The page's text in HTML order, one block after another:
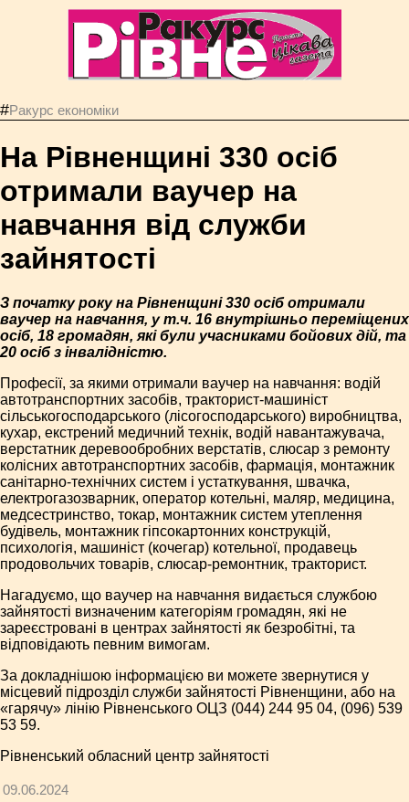
#Ракурс економiки
На Рівненщині 330 осіб
отримали ваучер на
навчання від служби
зайнятості
З початку року на Рівненщині 330 осіб отримали
ваучер на навчання, у т.ч. 16 внутрішньо переміщених
осіб, 18 громадян, які були учасниками бойових дій, та
20 осіб з інвалідністю.
Професії, за якими отримали ваучер на навчання: водій
автотранспортних засобів, тракторист-машиніст
сільськогосподарського (лісогосподарського) виробництва,
кухар, екстрений медичний технік, водій навантажувача,
верстатник деревообробних верстатів, слюсар з ремонту
колісних автотранспортних засобів, фармація, монтажник
санітарно-технічних систем і устаткування, швачка,
електрогазозварник, оператор котельні, маляр, медицина,
медсестринство, токар, монтажник систем утеплення
будівель, монтажник гіпсокартонних конструкцій,
психологія, машиніст (кочегар) котельної, продавець
продовольчих товарів, слюсар-ремонтник, тракторист.
Нагадуємо, що ваучер на навчання видається службою
зайнятості визначеним категоріям громадян, які не
зареєстровані в центрах зайнятості як безробітні, та
відповідають певним вимогам.
За докладнішою інформацією ви можете звернутися у
місцевий підрозділ служби зайнятості Рівненщини, або на
«гарячу» лінію Рівненського ОЦЗ (044) 244 95 04, (096) 539
53 59.
Рівненський обласний центр зайнятості
09.06.2024